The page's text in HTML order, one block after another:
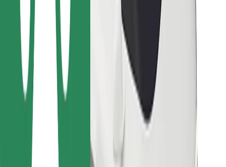
Для власників автопарків
Для ресторанів
Bolt for Business
Інше
Постачальникам
Правила та Умови
Файли ку́кі
Замовляй поїздку за лічені хвилини!